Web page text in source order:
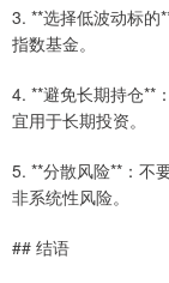
3. **选择低波动标的
指数基金。
4. **避免长期持仓**
宜用于长期投资。
5. **分散风险**：不
非系统性风险。
## 结语